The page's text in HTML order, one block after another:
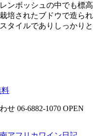
ンボッシュの中でも標高
培されたブドウで造られ
タイルでありしっかりと